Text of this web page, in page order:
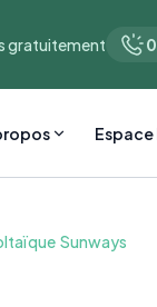
gratuitement
Espace
Sunways